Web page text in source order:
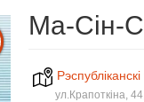
Ма-Сін-
ул.Крапоткіна,